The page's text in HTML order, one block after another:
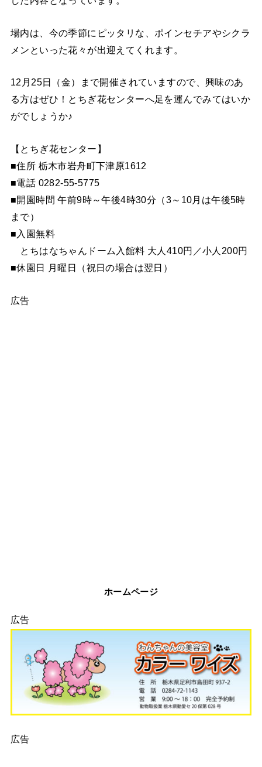
場内は、今の季節にピッタリな、ポインセチアやシクラ
メンといった花々が出迎えてくれます。
12月25日（金）まで開催されていますので、興味のあ
る方はぜひ！とちぎ花センターへ足を運んでみてはいか
がでしょうか♪
【とちぎ花センター】
■住所 栃木市岩舟町下津原1612
■電話 0282-55-5775
■開園時間 午前9時～午後4時30分（3～10月は午後5時
まで）
■入園無料
とちはなちゃんドーム入館料 大人410円／小人200円
■休園日 月曜日（祝日の場合は翌日）
広告
ホームページ
広告
広告